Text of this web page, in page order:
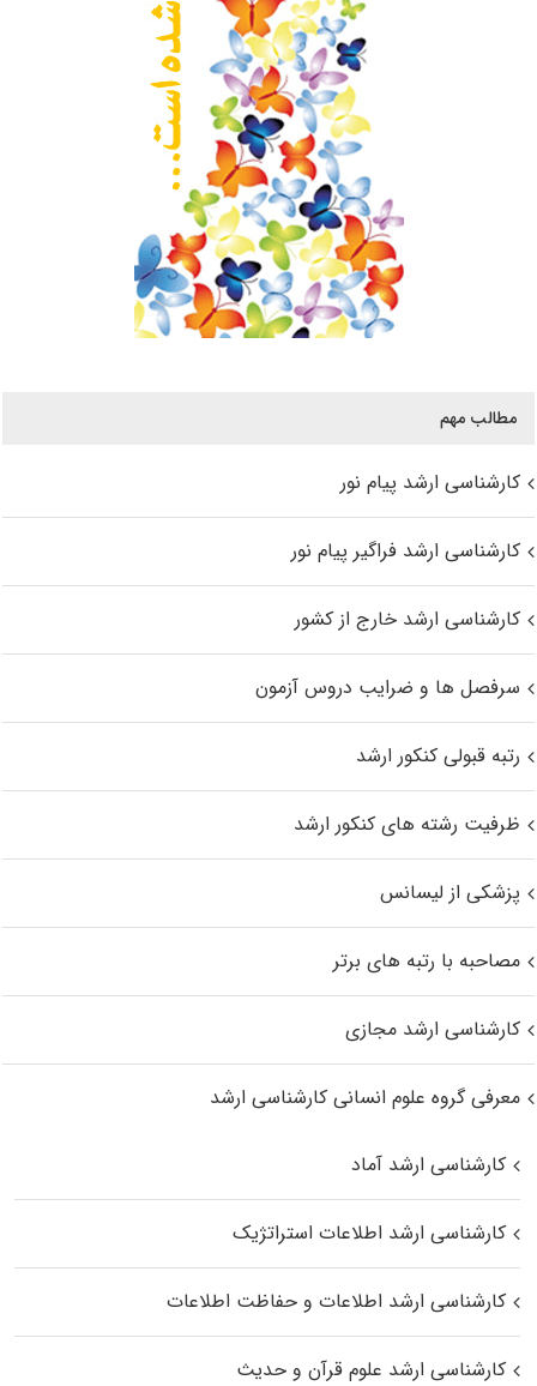
مطالب مهم
کارشناسی ارشد پیام نور
کارشناسی ارشد فراگیر پیام نور
کارشناسی ارشد خارج از کشور
سرفصل ها و ضرایب دروس آزمون
رتبه قبولی کنکور ارشد
ظرفیت رشته های کنکور ارشد
پزشکی از لیسانس
مصاحبه با رتبه های برتر
کارشناسی ارشد مجازی
معرفی گروه علوم انسانی کارشناسی ارشد
کارشناسی ارشد آماد
کارشناسی ارشد اطلاعات استراتژیک
کارشناسی ارشد اطلاعات و حفاظت اطلاعات
کارشناسی ارشد علوم قرآن و حدیث